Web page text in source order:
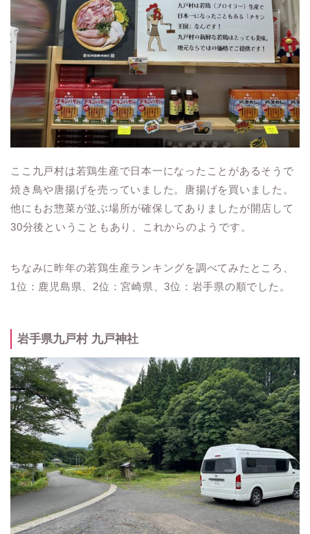
ここ九戸村は若鶏生産で日本一になったことがあるそうで
焼き鳥や唐揚げを売っていました。唐揚げを買いました。
他にもお惣菜が並ぶ場所が確保してありましたが開店して
30分後ということもあり、これからのようです。
ちなみに昨年の若鶏生産ランキングを調べてみたところ、
1位：鹿児島県、2位：宮崎県、3位：岩手県の順でした。
岩手県九戸村 九戸神社